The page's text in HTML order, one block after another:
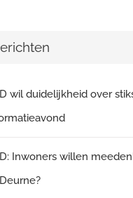
wil duidelijkheid over
Inwoners willen